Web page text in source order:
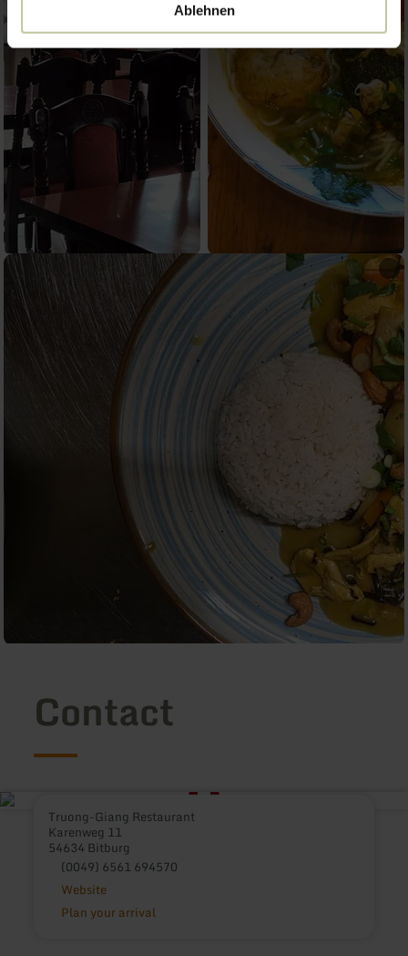
Ablehnen
Contact
Truong-Giang Restaurant
Karenweg 11
54634 Bitburg
(0049) 6561 694570
Website
Plan your arrival